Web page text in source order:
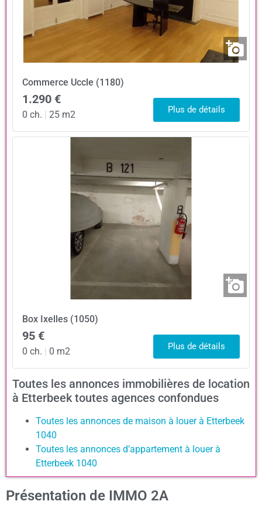
Commerce Uccle (1180)
1.290 €
0 ch. 25 m2 Plus de détails
Box Ixelles (1050)
95 €
0 ch. | 0 m2 Plus de détails
Toutes les annonces immobilières de location
à Etterbeek toutes agences confondues
Toutes les annonces de maison à louer à Etterbeek
1040
Toutes les annonces d’appartement à louer à
Etterbeek 1040
Présentation de IMMO 2A